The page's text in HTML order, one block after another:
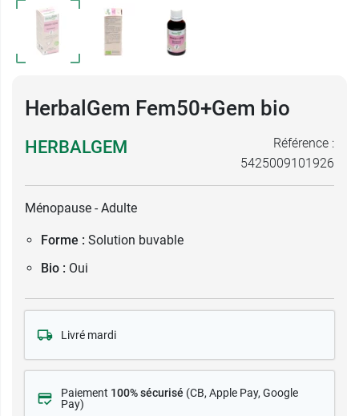
HerbalGem Fem50+Gem bio
HERBALGEM
Référence :
5425009101926
Ménopause - Adulte
Forme : Solution buvable
Bio : Oui
Livré mardi
Paiement 100% sécurisé (CB, Apple Pay, Google
Pay)